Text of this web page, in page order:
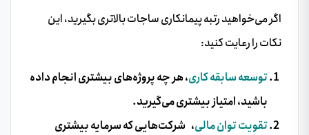
اگر می‌خواهید رتبه پیمانکاری ساجات بالاتری بگیرید، این
نکات را رعایت کنید:
توسعه سابقه کاری، هر چه پروژه‌های بیشتری انجام داده
باشید، امتیاز بیشتری می‌گیرید.
تقویت توان مالی، شرکت‌هایی که سرمایه بیشتری